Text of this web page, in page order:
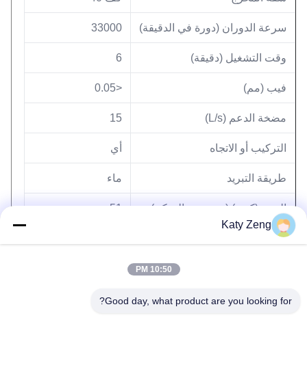
سرعة الدوران (دورة في الدقيقة) 33000
وقت التشغيل (دقيقة) 6
فيب (مم) <0.05
مضخة الدعم (L/s) 15
التركيب أو الاتجاه أي
طريقة التبريد ماء
الوزن (كجم) (مع وحدة التحكم) 51
Katy Zeng
10:50 PM
Good day, what product are you looking for?